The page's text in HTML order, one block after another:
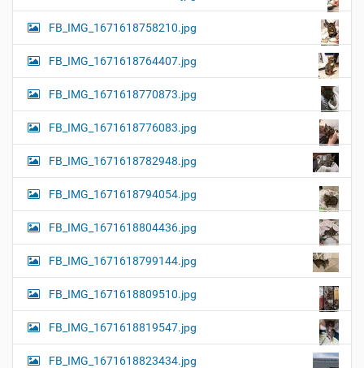
FB_IMG_1671618758210.jpg
FB_IMG_1671618764407.jpg
FB_IMG_1671618770873.jpg
FB_IMG_1671618776083.jpg
FB_IMG_1671618782948.jpg
FB_IMG_1671618794054.jpg
FB_IMG_1671618804436.jpg
FB_IMG_1671618799144.jpg
FB_IMG_1671618809510.jpg
FB_IMG_1671618819547.jpg
FB_IMG_1671618823434.jpg